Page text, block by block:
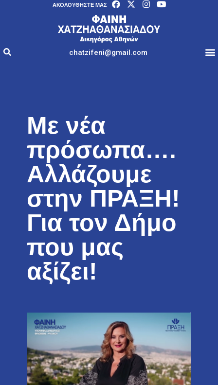
AΚΟΛΟΥΘΉΣΤΕ ΜΑΣ
chatzifeni@gmail.com
Με νέα
πρόσωπα….
Αλλάζουμε
στην ΠΡΑΞΗ!
Για τον Δήμο
που μας
αξίζει!